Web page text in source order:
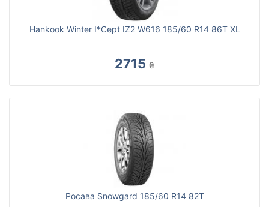
Hankook Winter I*Cept IZ2 W616 185/60 R14 86T XL
2715 ₴
Росава Snowgard 185/60 R14 82T